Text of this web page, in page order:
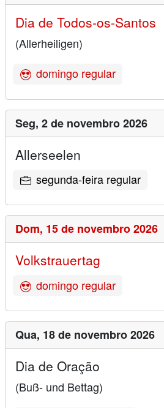
Dia de Todos-os-Santos
(Allerheiligen)
domingo regular
Seg, 2 de novembro 2026
Allerseelen
segunda-feira regular
Dom, 15 de novembro 2026
Volkstrauertag
domingo regular
Qua, 18 de novembro 2026
Dia de Oração
(Buß- und Bettag)